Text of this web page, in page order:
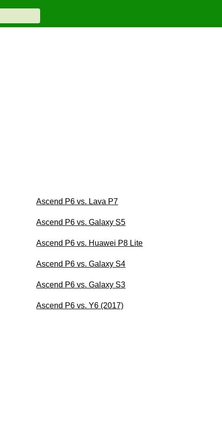
Ascend P6 vs. Lava P7
Ascend P6 vs. Galaxy S5
Ascend P6 vs. Huawei P8 Lite
Ascend P6 vs. Galaxy S4
Ascend P6 vs. Galaxy S3
Ascend P6 vs. Y6 (2017)